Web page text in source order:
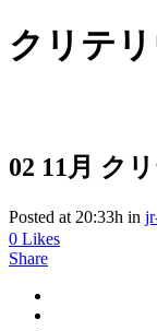
クリテ
02 11月 ク
Posted at 20:33h in
0 Likes
Share